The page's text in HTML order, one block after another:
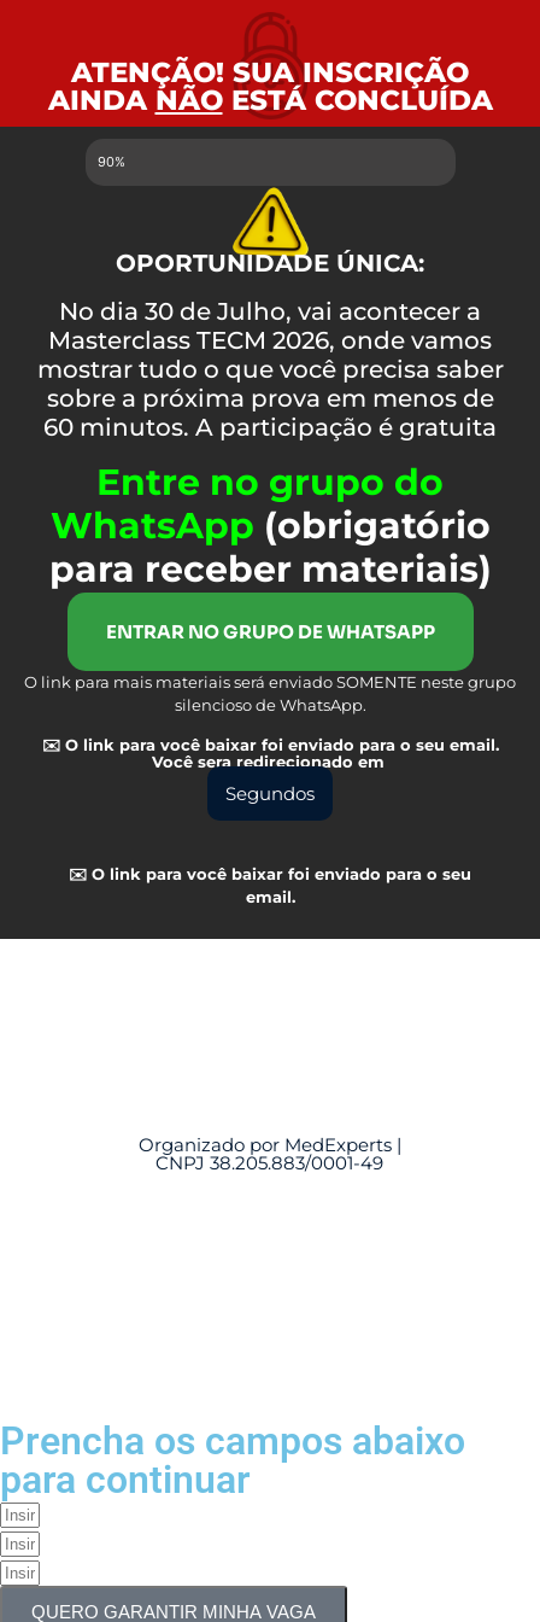
ATENÇÃO! SUA INSCRIÇÃO
AINDA NÃOESTÁ CONCLUÍDA
90%
OPORTUNIDADE ÚNICA:
No dia 30 de Julho, vai acontecer a
Masterclass TECM 2026, onde vamos
mostrar tudo o que você precisa saber
sobre a próxima prova em menos de
60 minutos. A participação é gratuita
Entre no grupo do
WhatsApp (obrigatório
para receber materiais)
ENTRAR NO GRUPO DE WHATSAPP
O link para mais materiais será enviado SOMENTE neste grupo
silencioso de WhatsApp.
✉️ O link para você baixar foi enviado para o seu email.
Você sera redirecionado em
Segundos
✉️ O link para você baixar foi enviado para o seu
email.
Organizado por MedExperts |
CNPJ 38.205.883/0001-49
Prencha os campos abaixo
para continuar
QUERO GARANTIR MINHA VAGA